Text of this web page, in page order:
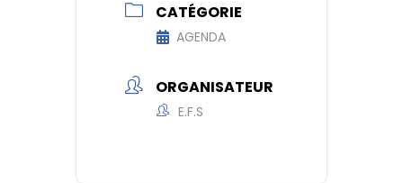
CATÉGORIE
AGENDA
ORGANISATEUR
E.F.S